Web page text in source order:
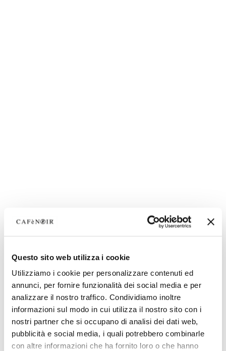
Questo sito web utilizza i cookie
Utilizziamo i cookie per personalizzare contenuti ed
annunci, per fornire funzionalità dei social media e per
analizzare il nostro traffico. Condividiamo inoltre
informazioni sul modo in cui utilizza il nostro sito con i
nostri partner che si occupano di analisi dei dati web,
pubblicità e social media, i quali potrebbero combinarle
con altre informazioni che ha fornito loro o che hanno